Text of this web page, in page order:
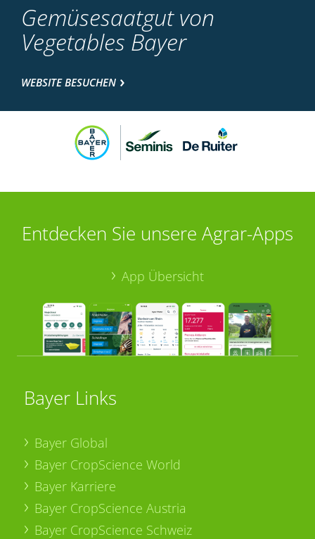
Gemüsesaatgut von
Vegetables Bayer
WEBSITE BESUCHEN
Entdecken Sie unsere Agrar-Apps
App Übersicht
Bayer Links
Bayer Global
Bayer CropScience World
Bayer Karriere
Bayer CropScience Austria
Bayer CropScience Schweiz